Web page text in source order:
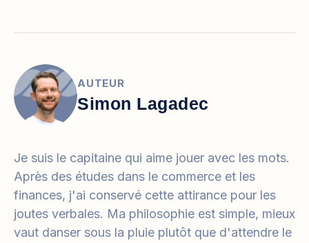
AUTEUR
Simon Lagadec
Je suis le capitaine qui aime jouer avec les mots.
Après des études dans le commerce et les
finances, j'ai conservé cette attirance pour les
joutes verbales. Ma philosophie est simple, mieux
vaut danser sous la pluie plutôt que d'attendre le